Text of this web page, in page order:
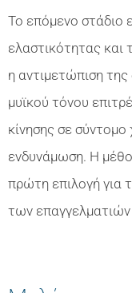
Το επόμενο στάδιο
ελαστικότητας και
η αντιμετώπιση
μυϊκού τόνου
κίνησης σε σύντομο
ενδυνάμωση. Η
πρώτη επιλογή για
των